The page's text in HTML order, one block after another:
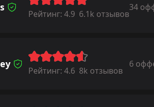
Рейтинг: 4.9 6.1k отзывов
34
Рейтинг: 4.6 8k отзывов
6